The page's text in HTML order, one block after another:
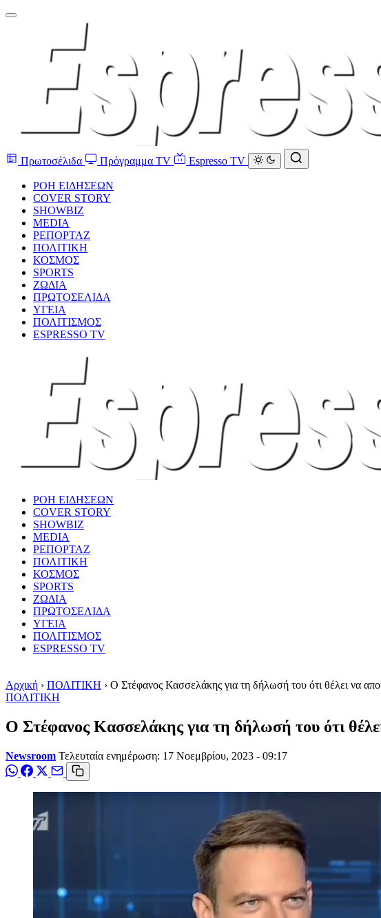
Πρωτοσέλιδα Πρόγραμμα TV Espresso TV
ΡΟΗ ΕΙΔΗΣΕΩΝ
COVER STORY
SHOWBIZ
MEDIA
ΡΕΠΟΡΤΑΖ
ΠΟΛΙΤΙΚΗ
ΚΟΣΜΟΣ
SPORTS
ΖΩΔΙΑ
ΠΡΩΤΟΣΕΛΙΔΑ
ΥΓΕΙΑ
ΠΟΛΙΤΙΣΜΟΣ
ESPRESSO TV
ΡΟΗ ΕΙΔΗΣΕΩΝ
COVER STORY
SHOWBIZ
MEDIA
ΡΕΠΟΡΤΑΖ
ΠΟΛΙΤΙΚΗ
ΚΟΣΜΟΣ
SPORTS
ΖΩΔΙΑ
ΠΡΩΤΟΣΕΛΙΔΑ
ΥΓΕΙΑ
ΠΟΛΙΤΙΣΜΟΣ
ESPRESSO TV
Αρχική › ΠΟΛΙΤΙΚΗ › Ο Στέφανος Κασσελάκης για τη δήλωσή του ότι θέλει να
ΠΟΛΙΤΙΚΗ
Ο Στέφανος Κασσελάκης για τη δήλωσή του ότι
Newsroom Τελευταία ενημέρωση: 17 Νοεμβρίου, 2023 - 09:17